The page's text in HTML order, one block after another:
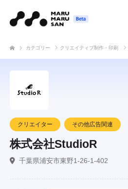
カテゴリー クリエイティブ制作・印刷
クリエイター その他広告関連
株式会社StudioR
千葉県浦安市東野1-26-1-402